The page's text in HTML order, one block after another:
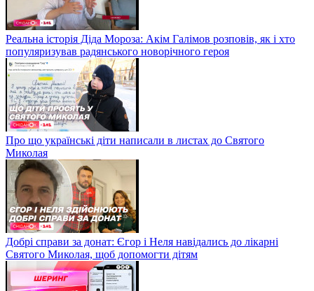
Реальна історія Діда Мороза: Акім Галімов розповів, як і хто
популяризував радянського новорічного героя
Про що українські діти написали в листах до Святого
Миколая
Добрі справи за донат: Єгор і Неля навідались до лікарні
Святого Миколая, щоб допомогти дітям